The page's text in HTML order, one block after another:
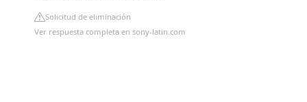
Solicitud de eliminación
Ver respuesta completa en sony-latin.com